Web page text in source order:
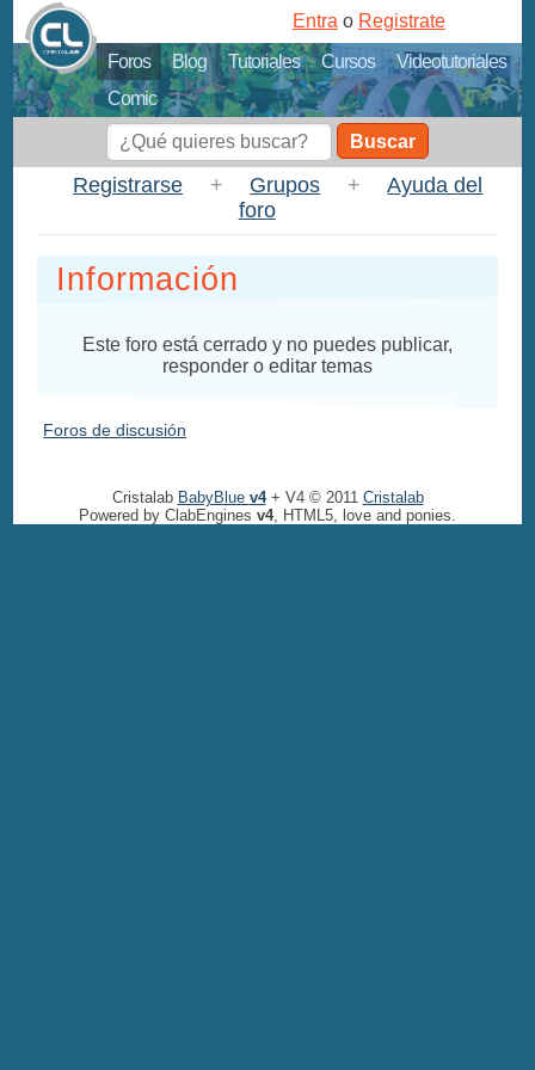
Foros Blog Tutoriales Cursos
Videotutoriales
Comic
Entra o Registrate
Buscar
Registrarse + Grupos +
Ayuda del
foro
Información
Este foro está cerrado y no puedes publicar,
responder o editar temas
Foros de discusión
Cristalab BabyBlue v4+ V4 © 2011 Cristalab
Powered by ClabEngines v4, HTML5, love and ponies.